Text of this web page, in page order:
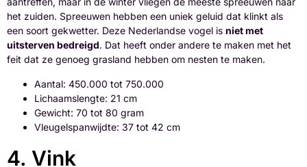
het zuiden. Spreeuwen hebben een uniek geluid dat klinkt als
een soort gekwetter. Deze Nederlandse vogel is niet met
uitsterven bedreigd. Dat heeft onder andere te maken met het
feit dat ze genoeg grasland hebben om nesten te maken.
Aantal: 450.000 tot 750.000
Lichaamslengte: 21 cm
Gewicht: 70 tot 80 gram
Vleugelspanwijdte: 37 tot 42 cm
4. Vink